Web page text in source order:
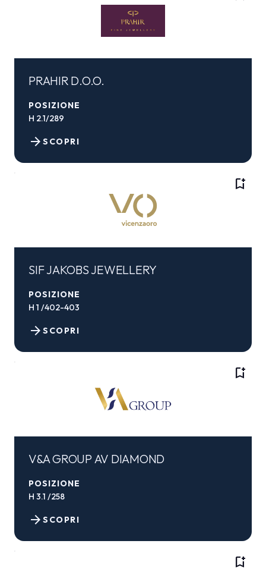
PRAHIR D.O.O.
POSIZIONE
H 2.1/289
SCOPRI
arrow_forward
bookmark_add
SIF JAKOBS JEWELLERY
POSIZIONE
H 1 /402-403
SCOPRI
arrow_forward
bookmark_add
V&A GROUP AV DIAMOND
POSIZIONE
H 3.1 /258
SCOPRI
arrow_forward
bookmark_add